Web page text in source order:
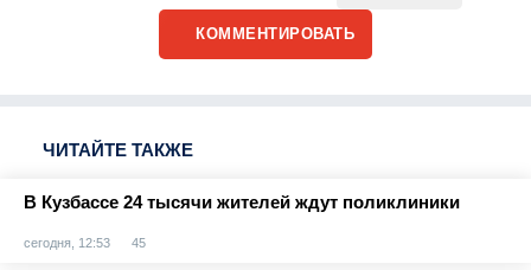
КОММЕНТИРОВАТЬ
ЧИТАЙТЕ ТАКЖЕ
В Кузбассе 24 тысячи жителей ждут поликлиники
сегодня, 12:53 45